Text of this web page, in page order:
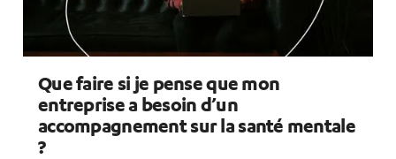
Que faire si je pense que mon
entreprise a besoin d’un
accompagnement sur la santé mentale
?